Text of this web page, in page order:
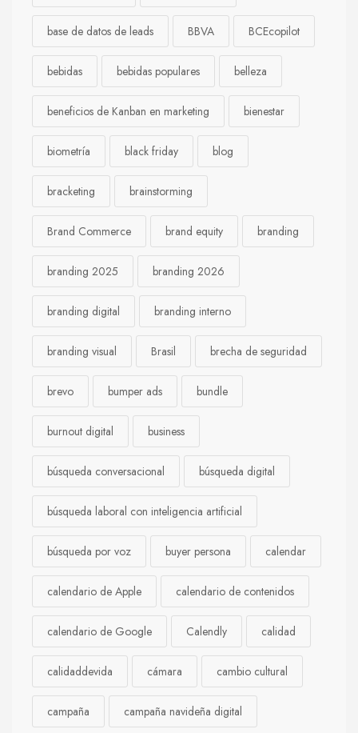
base de datos de leads BBVA BCEcopilot
bebidas bebidas populares belleza
beneficios de Kanban en marketing bienestar
biometría black friday blog
bracketing brainstorming
Brand Commerce brand equity branding
branding 2025 branding 2026
branding digital branding interno
branding visual Brasil brecha de seguridad
brevo bumper ads bundle
burnout digital business
búsqueda conversacional búsqueda digital
búsqueda laboral con inteligencia artificial
búsqueda por voz buyer persona calendar
calendario de Apple calendario de contenidos
calendario de Google Calendly calidad
calidaddevida cámara cambio cultural
campaña campaña navideña digital